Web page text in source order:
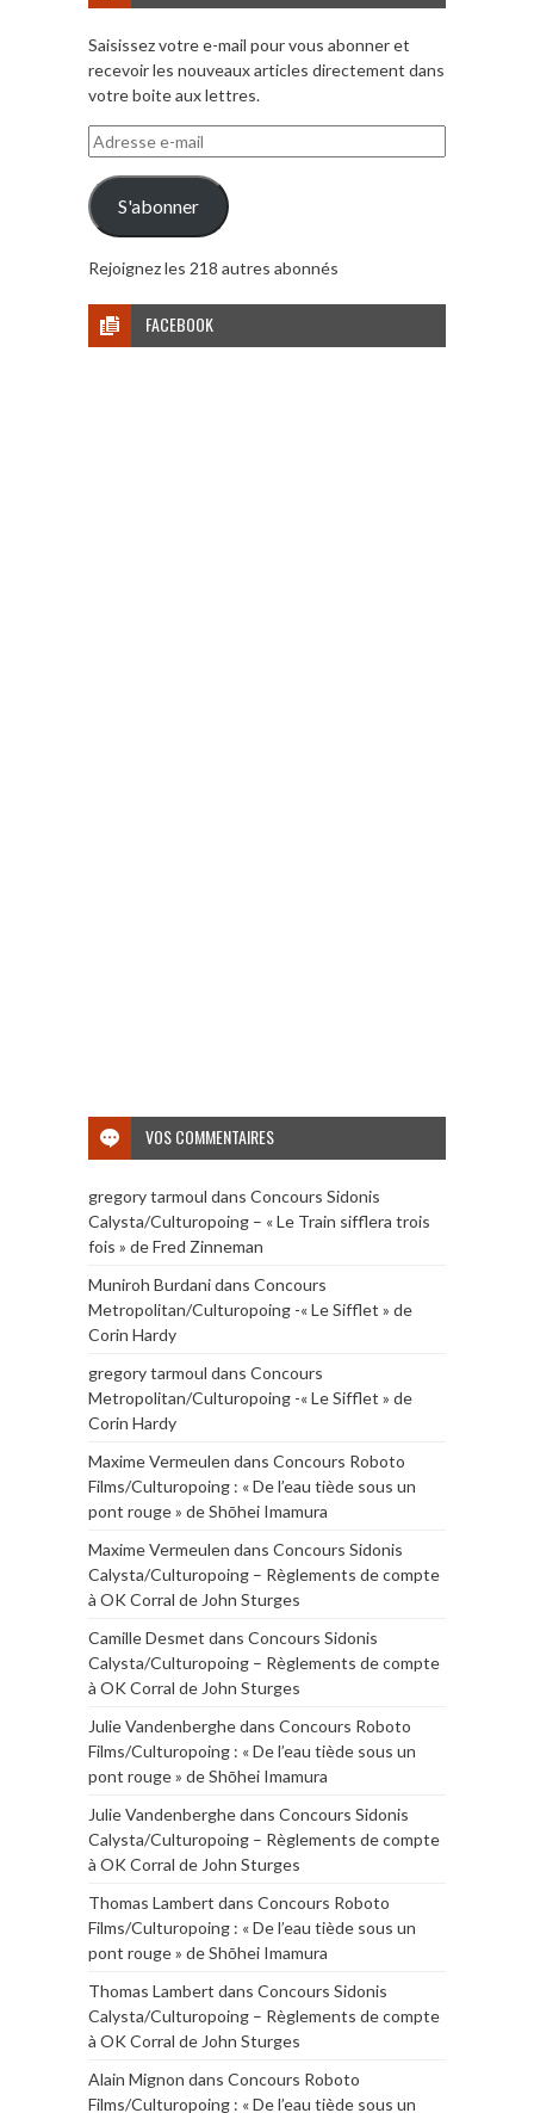
Saisissez votre e-mail pour vous abonner et
recevoir les nouveaux articles directement dans
votre boite aux lettres.
Adresse
e-
mail
S'abonner
Rejoignez les 218 autres abonnés
FACEBOOK
VOS COMMENTAIRES
gregory tarmoul dans Concours Sidonis
Calysta/Culturopoing – « Le Train sifflera trois
fois » de Fred Zinneman
Muniroh Burdanidans Concours
Metropolitan/Culturopoing -« Le Sifflet » de
Corin Hardy
gregory tarmoul dans Concours
Metropolitan/Culturopoing -« Le Sifflet » de
Corin Hardy
Maxime Vermeulen dans Concours Roboto
Films/Culturopoing : « De l’eau tiède sous un
pont rouge » de Shōhei Imamura
Maxime Vermeulen dans Concours Sidonis
Calysta/Culturopoing – Règlements de compte
à OK Corral de John Sturges
Camille Desmet dans Concours Sidonis
Calysta/Culturopoing – Règlements de compte
à OK Corral de John Sturges
Julie Vandenberghedans Concours Roboto
Films/Culturopoing : « De l’eau tiède sous un
pont rouge » de Shōhei Imamura
Julie Vandenberghedans Concours Sidonis
Calysta/Culturopoing – Règlements de compte
à OK Corral de John Sturges
Thomas Lambert dans Concours Roboto
Films/Culturopoing : « De l’eau tiède sous un
pont rouge » de Shōhei Imamura
Thomas Lambert dans Concours Sidonis
Calysta/Culturopoing – Règlements de compte
à OK Corral de John Sturges
Alain Mignon dans Concours Roboto
Films/Culturopoing : « De l’eau tiède sous un